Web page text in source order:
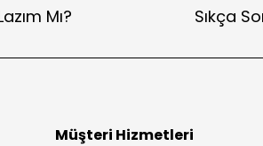
Mı? Sıkça
Müşteri Hizmetleri